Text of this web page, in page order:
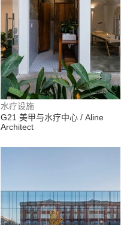
水疗设施
G21 美甲与水疗中心 / Aline
Architect